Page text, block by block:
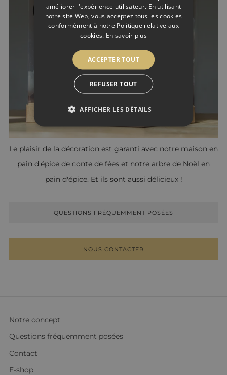
Le plaisir de la décoration est garanti avec notre maison en
pain d'épice de conte de fées et notre arbre de Noël en
pain d'épice. Et ils sont aussi délicieux !
QUESTIONS FRÉQUEMMENT POSÉES
NOUS CONTACTER
Notre concept
Questions fréquemment posées
Contact
E-shop
améliorer l'expérience utilisateur. En utilisant
notre site Web, vous acceptez tous les cookies
conformément à notre Politique relative aux
cookies. En savoir plus
ACCEPTER TOUT
REFUSER TOUT
AFFICHER LES DÉTAILS